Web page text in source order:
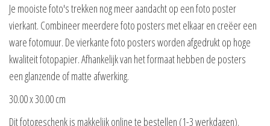
Je mooiste foto's trekken nog meer aandacht op een foto poster
vierkant. Combineer meerdere foto posters met elkaar en creëer een
ware fotomuur. De vierkante foto posters worden afgedrukt op hoge
kwaliteit fotopapier. Afhankelijk van het formaat hebben de posters
een glanzende of matte afwerking.
30.00 x 30.00 cm
Dit fotogeschenk is makkelijk online te bestellen (1-3 werkdagen).